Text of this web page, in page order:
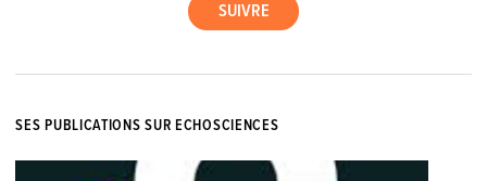
SES PUBLICATIONS SUR ECHOSCIENCES